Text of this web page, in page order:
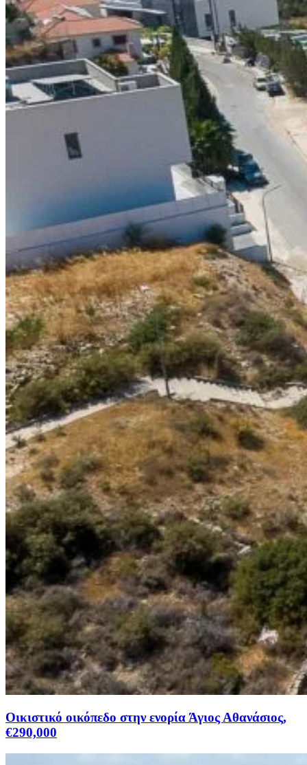
Οικιστικό οικόπεδο στην ενορία Άγιος Αθανάσιος,
€290,000